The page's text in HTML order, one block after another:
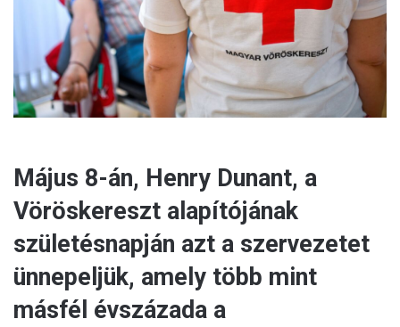
l
Május 8-án, Henry Dunant, a
Vöröskereszt alapítójának
születésnapján azt a szervezetet
ünnepeljük, amely több mint
másfél évszázada a